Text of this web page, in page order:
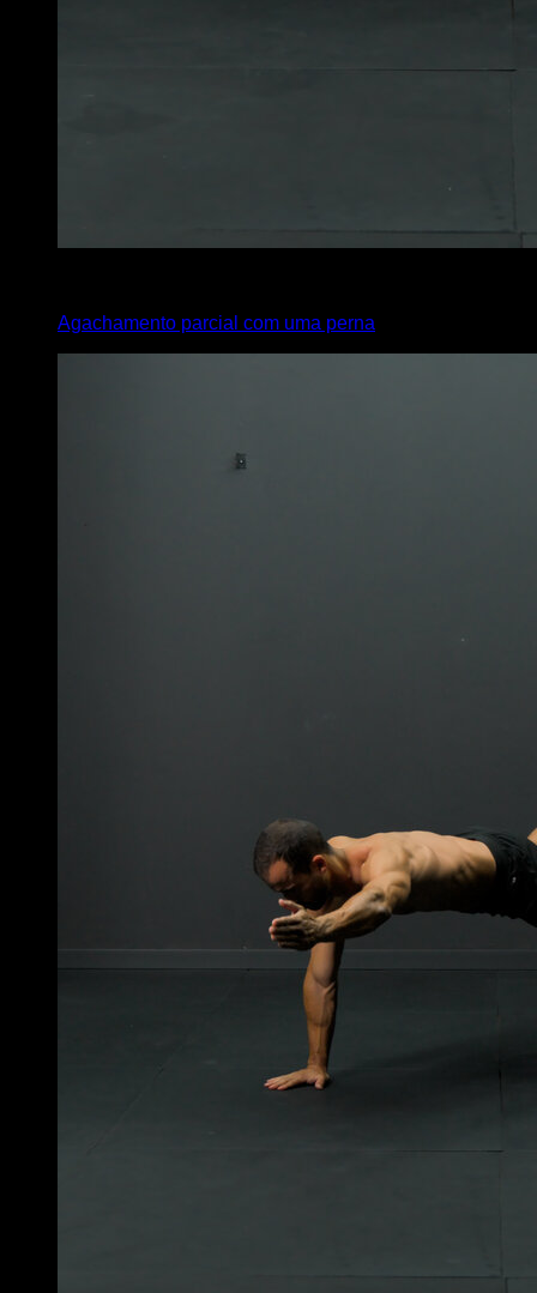
Agachamento parcial com uma perna